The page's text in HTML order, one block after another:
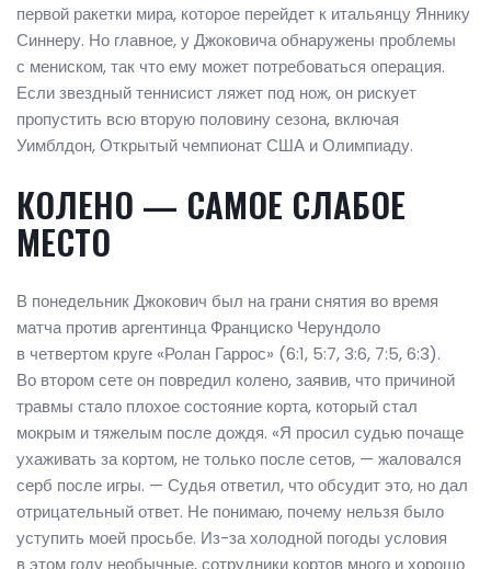
первой ракетки мира, которое перейдет к итальянцу Яннику
Синнеру. Но главное, у Джоковича обнаружены проблемы
с мениском, так что ему может потребоваться операция.
Если звездный теннисист ляжет под нож, он рискует
пропустить всю вторую половину сезона, включая
Уимблдон, Открытый чемпионат США и Олимпиаду.
КОЛЕНО — САМОЕ СЛАБОЕ
МЕСТО
В понедельник Джокович был на грани снятия во время
матча против аргентинца Франциско Черундоло
в четвертом круге «Ролан Гаррос» (6:1, 5:7, 3:6, 7:5, 6:3).
Во втором сете он повредил колено, заявив, что причиной
травмы стало плохое состояние корта, который стал
мокрым и тяжелым после дождя. «Я просил судью почаще
ухаживать за кортом, не только после сетов, — жаловался
серб после игры. — Судья ответил, что обсудит это, но дал
отрицательный ответ. Не понимаю, почему нельзя было
уступить моей просьбе. Из-за холодной погоды условия
в этом году необычные, сотрудники кортов много и хорошо